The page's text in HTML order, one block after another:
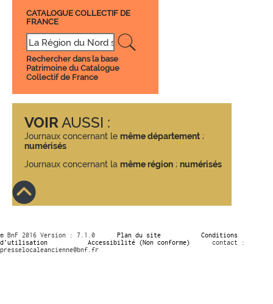
CATALOGUE COLLECTIF DE
FRANCE
Rechercher dans la base
Patrimoine du Catalogue
Collectif de France
VOIRAUSSI :
Journaux concernant le même département ;
numérisés
Journaux concernant la même région ; numérisés
© BnF 2016 Version : 7.1.0 Plan du site
Conditions
d’utilisation
Accessibilité (Non conforme)
contact :
presselocaleancienne@bnf.fr